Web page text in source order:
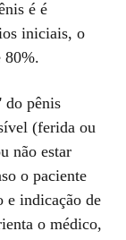
é é
iniciais, o
80%.
do pênis
(ferida ou
não estar
o paciente
e indicação de
o médico,